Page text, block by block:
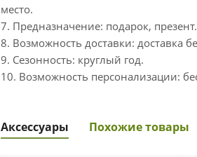
место.
7. Предназначение: подарок, презент.
8. Возможность доставки: доставка
9. Сезонность: круглый год.
10. Возможность персонализации:
Аксессуары Похожие товары